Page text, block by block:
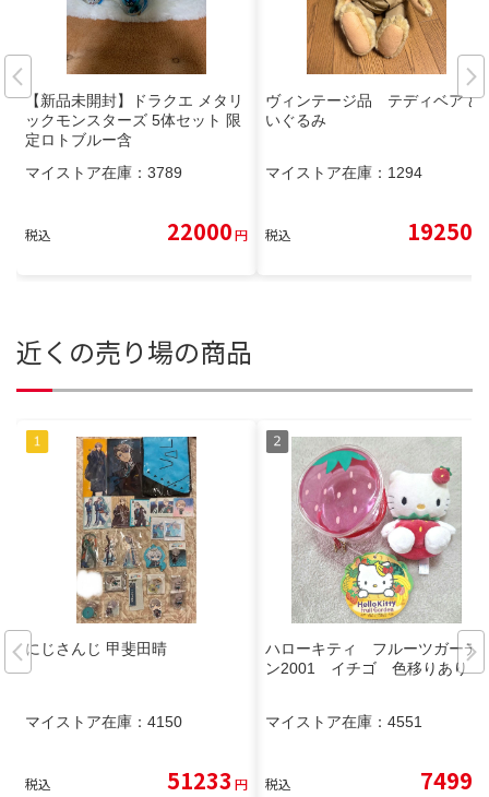
【新品未開封】ドラクエ メタリ
ックモンスターズ 5体セット 限
定ロトブルー含
マイストア在庫： 3789
税込 22000円
ヴィンテージ品 テディベア ぬ
いぐるみ
マイストア在庫： 1294
税込 19250
近くの売り場の商品
にじさんじ 甲斐田晴
マイストア在庫： 4150
税込 51233 円
ハローキティ フルーツガーデ
ン2001 イチゴ 色移りあり
マイストア在庫： 4551
税込 7499